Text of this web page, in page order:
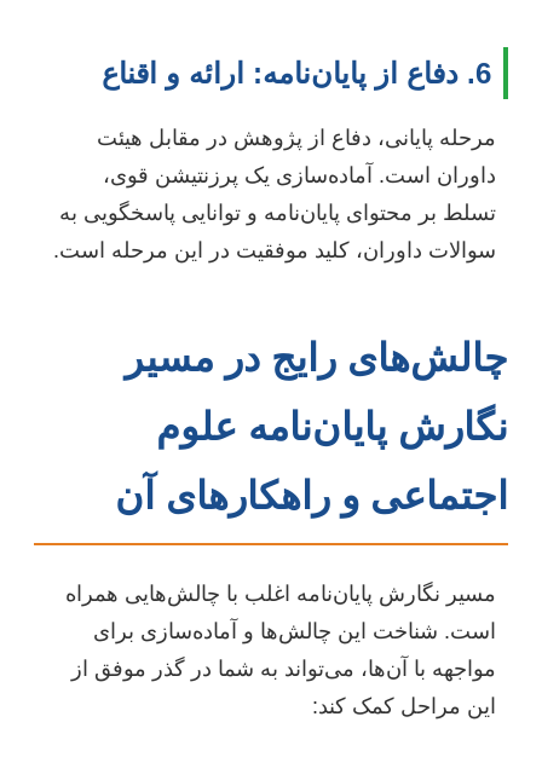
6. دفاع از پایان‌نامه: ارائه و اقناع
مرحله پایانی، دفاع از پژوهش در مقابل هیئت
داوران است. آماده‌سازی یک پرزنتیشن قوی،
تسلط بر محتوای پایان‌نامه و توانایی پاسخگویی به
سوالات داوران، کلید موفقیت در این مرحله است.
چالش‌های رایج در مسیر
نگارش پایان‌نامه علوم
اجتماعی و راهکارهای آن
مسیر نگارش پایان‌نامه اغلب با چالش‌هایی همراه
است. شناخت این چالش‌ها و آماده‌سازی برای
مواجهه با آن‌ها، می‌تواند به شما در گذر موفق از
این مراحل کمک کند: